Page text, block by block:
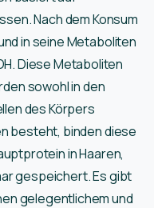
Nach dem Konsum
in seine Metaboliten
Diese Metaboliten
sowohl in den
des Körpers
besteht, binden diese
in Haaren,
gespeichert. Es gibt
gelegentlichem und